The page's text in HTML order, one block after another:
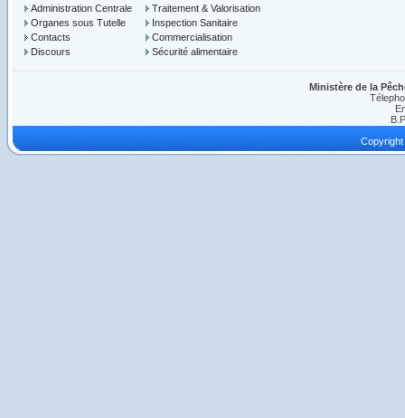
Administration Centrale
Organes sous Tutelle
Contacts
Discours
Traitement & Valorisation
Inspection Sanitaire
Commercialisation
Sécurité alimentaire
Ministère de la